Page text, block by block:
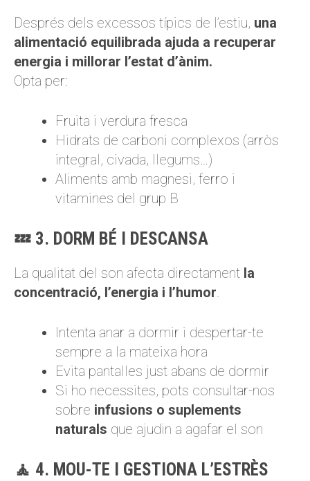
Després dels excessos típics de l’estiu, una
alimentació equilibrada ajuda a recuperar
energia i millorar l’estat d’ànim.
Opta per:
Fruita i verdura fresca
Hidrats de carboni complexos (arròs
integral, civada, llegums…)
Aliments amb magnesi, ferro i
vitamines del grup B
💤 3. DORM BÉ I DESCANSA
La qualitat del son afecta directament la
concentració, l’energia i l’humor.
Intenta anar a dormir i despertar-te
sempre a la mateixa hora
Evita pantalles just abans de dormir
Si ho necessites, pots consultar-nos
sobre infusions o suplements
naturals que ajudin a agafar el son
🧘 4. MOU-TE I GESTIONA L’ESTRÈS